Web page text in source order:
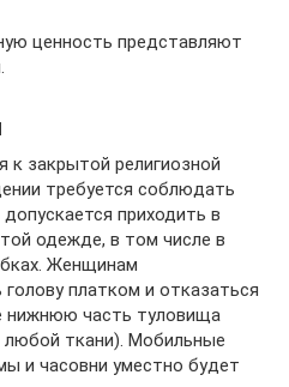
ценность представляют
к закрытой религиозной
требуется соблюдать
приходить в
одежде, в том числе в
Женщинам
платком и отказаться
нижнюю часть туловища
ткани). Мобильные
и часовни уместно будет